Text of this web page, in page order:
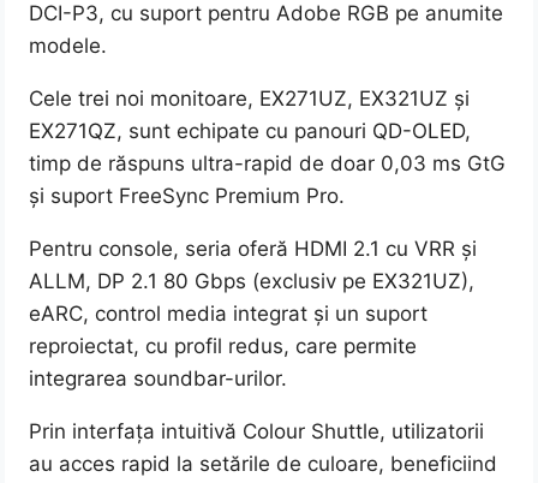
DCI-P3, cu suport pentru Adobe RGB pe anumite
modele.
Cele trei noi monitoare, EX271UZ, EX321UZ și
EX271QZ, sunt echipate cu panouri QD-OLED,
timp de răspuns ultra-rapid de doar 0,03 ms GtG
și suport FreeSync Premium Pro.
Pentru console, seria oferă HDMI 2.1 cu VRR și
ALLM, DP 2.1 80 Gbps (exclusiv pe EX321UZ),
eARC, control media integrat și un suport
reproiectat, cu profil redus, care permite
integrarea soundbar-urilor.
Prin interfața intuitivă Colour Shuttle, utilizatorii
au acces rapid la setările de culoare, beneficiind